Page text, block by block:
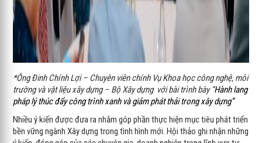
*Ông Đinh Chính Lợi – Chuyên viên chính Vụ Khoa học công nghệ, môi
trường và vật liệu xây dựng – Bộ Xây dựng với bài trình bày “Hành lang
pháp lý thúc đẩy công trình xanh và giảm phát thải trong xây dựng”
Nhiều ý kiến được đưa ra nhằm góp phần thực hiện mục tiêu phát triển
bền vững ngành Xây dựng trong tình hình mới. Hội thảo ghi nhận những